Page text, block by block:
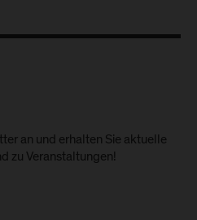
an und erhalten Sie aktuelle
zu Veranstaltungen!